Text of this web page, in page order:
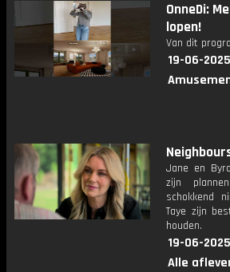
OnneDi:
lopen!
Van dit
19-06-
Jane en
zijn
schokkend
Taye zijn
houden.
19-06-
Alle